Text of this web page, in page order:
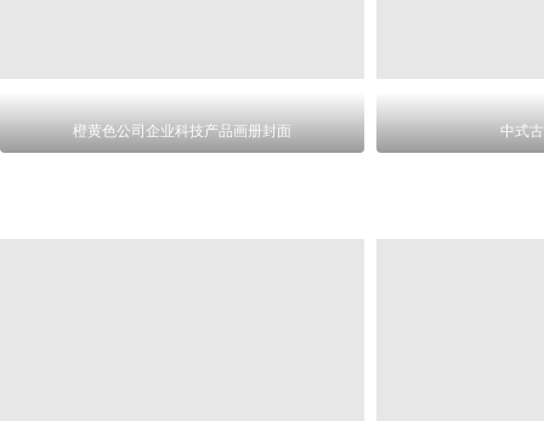
橙黄色公司企业科技产品画册封面 中式